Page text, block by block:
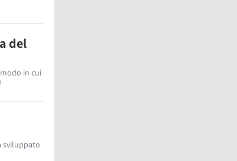
del
in cui
sviluppato